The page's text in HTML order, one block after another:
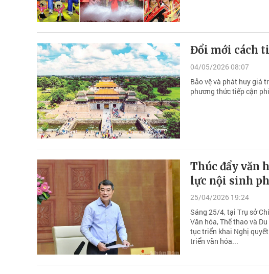
Đổi mới cách
04/05/2026 08:07
Bảo vệ và phát huy giá
phương thức tiếp cận
Thúc đẩy văn
lực nội sinh
25/04/2026 19:24
Sáng 25/4, tại Trụ sở
Văn hóa, Thể thao và
tục triển khai Nghị
triển văn hóa...